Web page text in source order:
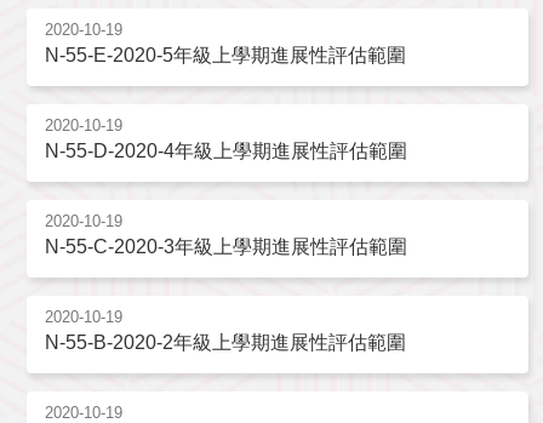
2020-10-19
N-55-E-2020-5年級上學期進展性評估範圍
2020-10-19
N-55-D-2020-4年級上學期進展性評估範圍
2020-10-19
N-55-C-2020-3年級上學期進展性評估範圍
2020-10-19
N-55-B-2020-2年級上學期進展性評估範圍
2020-10-19